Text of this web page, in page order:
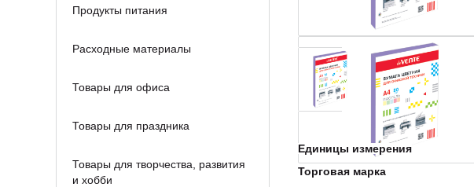
Продукты питания
Расходные материалы
Товары для офиса
Товары для праздника
Товары для творчества, развития
и хобби
Единицы измерения
Торговая марка